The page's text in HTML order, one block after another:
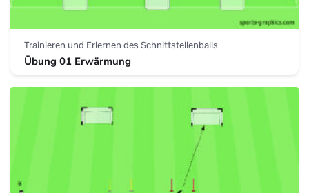
Trainieren und Erlernen des Schnittstellenballs
Übung 01 Erwärmung